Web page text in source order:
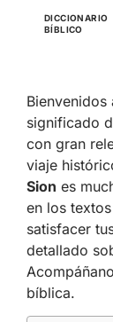
DICCIONARIO
BÍBLICO
Bienvenidos
significado
con gran
viaje
Sion es
en los
satisfacer
detallado
bíblica.